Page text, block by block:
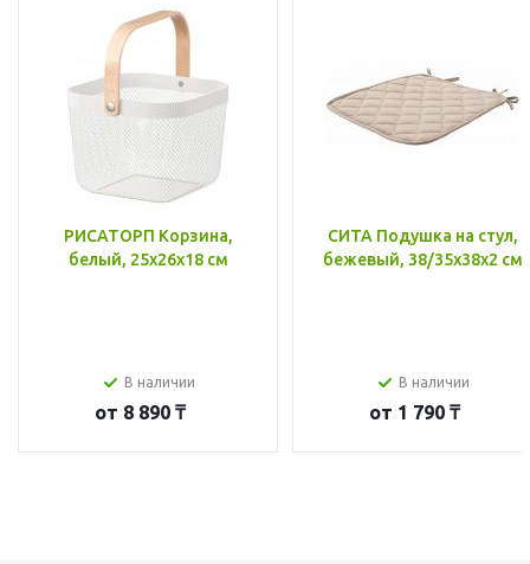
РИСАТОРП Корзина,
белый, 25x26x18 см
В наличии
от 8 890 ₸
СИТА Подушка на стул,
бежевый, 38/35x38x2 см
В наличии
от 1 790 ₸